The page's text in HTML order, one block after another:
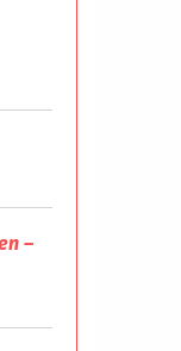
–